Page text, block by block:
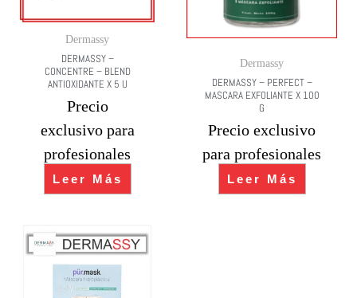
Dermassy
DERMASSY –
CONCENTRE – BLEND
ANTIOXIDANTE X 5 U
Precio
exclusivo para
profesionales
Leer Más
Dermassy
DERMASSY – PERFECT –
MASCARA EXFOLIANTE X 100
G
Precio exclusivo
para profesionales
Leer Más